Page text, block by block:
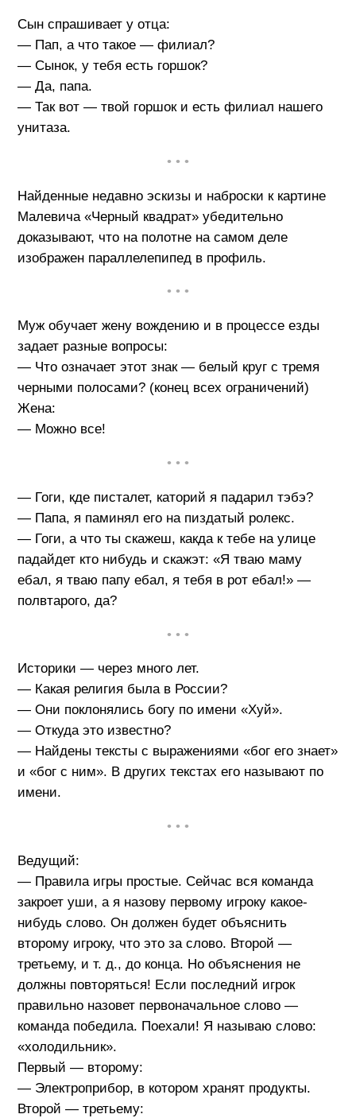
Сын спрашивает у отца:
— Пап, а что такое — филиал?
— Сынок, у тебя есть горшок?
— Да, папа.
— Так вот — твой горшок и есть филиал нашего
унитаза.
• • •
Найденные недавно эскизы и наброски к картине
Малевича «Черный квадрат» убедительно
доказывают, что на полотне на самом деле
изображен параллелепипед в профиль.
• • •
Муж обучает жену вождению и в процессе езды
задает разные вопросы:
— Что означает этот знак — белый круг с тремя
черными полосами? (конец всех ограничений)
Жена:
— Можно все!
• • •
— Гоги, кде писталет, каторий я падарил тэбэ?
— Папа, я паминял его на пиздатый ролекс.
— Гоги, а что ты скажеш, какда к тебе на улице
падайдет кто нибудь и скажэт: «Я тваю маму
ебал, я тваю папу ебал, я тебя в рот ебал!» —
полвтарого, да?
• • •
Историки — через много лет.
— Какая религия была в России?
— Они поклонялись богу по имени «Хуй».
— Откуда это известно?
— Найдены тексты с выражениями «бог его знает»
и «бог с ним». В других текстах его называют по
имени.
• • •
Ведущий:
— Правила игры простые. Сейчас вся команда
закроет уши, а я назову первому игроку какое-
нибудь слово. Он должен будет объяснить
второму игроку, что это за слово. Второй —
третьему, и т. д., до конца. Но объяснения не
должны повторяться! Если последний игрок
правильно назовет первоначальное слово —
команда победила. Поехали! Я называю слово:
«холодильник».
Первый — второму:
— Электроприбор, в котором хранят продукты.
Второй — третьему: